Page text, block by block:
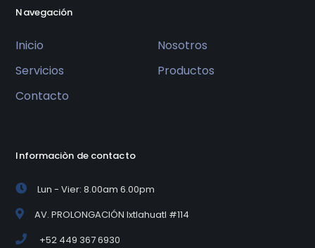
Navegación
Inicio
Nosotros
Servicios
Productos
Contacto
Informaciòn de contacto
Lun - Vier: 8.00am 6.00pm
AV. PROLONGACIÓN Ixtlahuatl #114
+52 449 367 6930